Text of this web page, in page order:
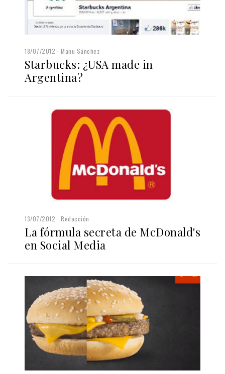
18/07/2012 Manu Sánchez
Starbucks: ¿USA made in
Argentina?
13/07/2012 Redacción
La fórmula secreta de McDonald's
en Social Media